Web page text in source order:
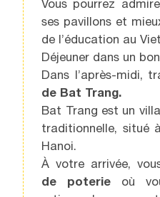
Vous pourrez
ses pavillons et
de l’éducation au
Déjeuner dans un
Dans l’après-midi,
de Bat Trang.
Bat Trang est un
traditionnelle, situé
Hanoi.
À votre arrivée,
de poterie où